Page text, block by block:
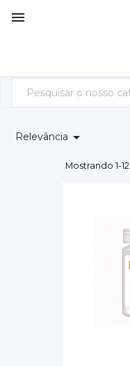

Relevância 
Mostrando 1-